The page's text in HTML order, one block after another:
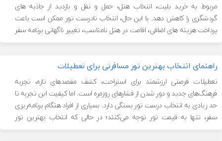
مربوط به خرید بلیت، انتخاب هتل، حمل و نقل و بازدید از جاذبه های
گردشگری را کاهش دهد. با این حال، انتخاب نادرست تور ممکن است باعث
پرداخت هزینه های اضافی، اقامت در هتل نامناسب، تغییر ناگهانی برنامه سفر
راهنمای انتخاب بهترین تور مسافرتی برای تعطیلات
تعطیلات فرصتی ارزشمند برای استراحت، کشف مقصدهای تازه، تجربه
فرهنگ‌های جدید و دور شدن از فشارهای روزمره است. اما کیفیت این تجربه تا
حد زیادی به انتخاب درست تور بستگی دارد. بسیاری از افراد هنگام برنامه‌ریزی
سفر، تنها به قیمت تور توجه می‌کنند؛ در حالی که انتخاب بهترین تور